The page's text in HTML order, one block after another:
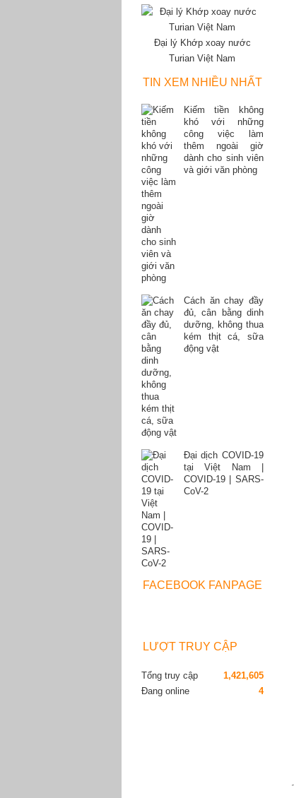
Đại lý Khớp xoay nước
Turian Việt Nam
TIN XEM NHIỀU NHẤT
Kiếm tiền không
khó với những
công việc làm
thêm ngoài giờ
dành cho sinh viên
và giới văn phòng
Cách ăn chay đầy
đủ, cân bằng dinh
dưỡng, không thua
kém thịt cá, sữa
động vật
Đại dịch COVID-19
tại Việt Nam |
COVID-19 | SARS-
CoV-2
FACEBOOK FANPAGE
LƯỢT TRUY CẬP
Tổng truy cập
1,421,605
Đang online
4